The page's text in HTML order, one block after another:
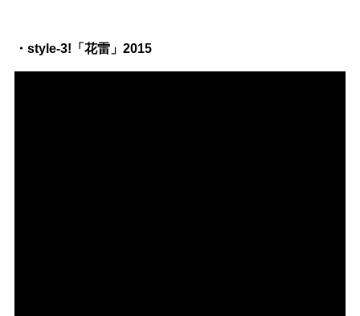
・style-3!「花雷」2015